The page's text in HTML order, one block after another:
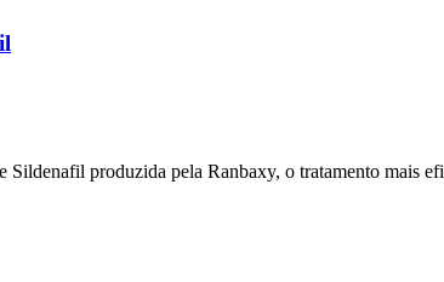
Sildenafil produzida pela Ranbaxy, o tratamento mais